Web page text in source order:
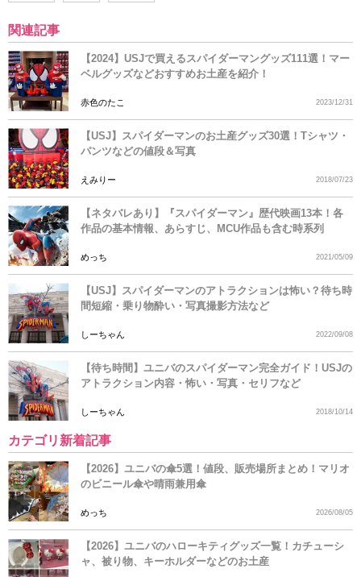
関連記事
【2024】USJで買えるスパイダーマングッズ111選！マー
ベルグッズなどおすすめお土産を紹介！
赤色のたこ 2023/12/31
【USJ】スパイダーマンのお土産グッズ30選！Tシャツ・
パンツなどの値段＆写真
えみりー 2018/07/23
【ネタバレあり】『スパイダーマン』歴代映画13本！各
作品の基本情報、あらすじ、MCU作品も含む時系列
めっち 2021/05/09
【USJ】スパイダーマンのアトラクションは怖い？待ち時
間短縮・乗り物酔い・写真撮影方法など
しーちゃん 2022/09/08
【待ち時間】ユニバのスパイダーマン完全ガイド！USJの
アトラクション内容・怖い・写真・セリフなど
しーちゃん 2018/10/14
カテゴリ新着記事
【2026】ユニバの傘5選！値段、販売場所まとめ！マリオ
のビニール傘や晴雨兼用傘
めっち 2026/08/05
【2026】ユニバのハローキティグッズ一覧！カチューシ
ャ、被り物、キーホルダーなどのお土産